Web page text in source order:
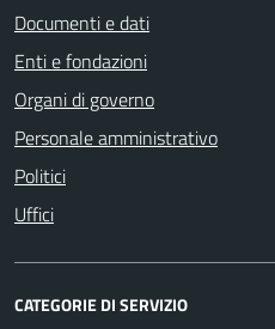
Documenti e dati
Enti e fondazioni
Organi di governo
Personale amministrativo
Politici
Uffici
CATEGORIE DI SERVIZIO